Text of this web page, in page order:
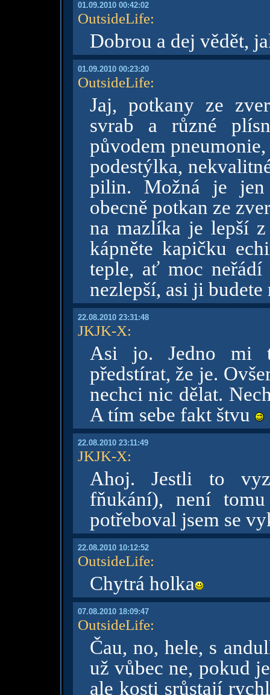
01.09.2010 00:42:02
OutsideLife:
Dobrou a dej vědět,
01.09.2010 00:23:20
OutsideLife:
Jaj, potkany ze
svrab a různé
původem
podestýlka,
pilin. Možná je jen
obecně potkan ze
na mazlíka je lepší
kápněte kapičku
teple, ať moc
nezlepší, asi ji
22.08.2010 23:31:48
JKJK-X:
Asi jo. Jedno mi
předstírat, že je.
nechci nic dělat.
A tím sebe fakt štvu
22.08.2010 23:11:49
JKJK-X:
Ahoj. Jestli to
fňukání), není
potřeboval jsem se
22.08.2010 10:12:52
OutsideLife:
Chytrá holka
07.08.2010 18:09:47
OutsideLife:
Čau, no, hele, s
už vůbec ne, pokud
ale kosti srůstají